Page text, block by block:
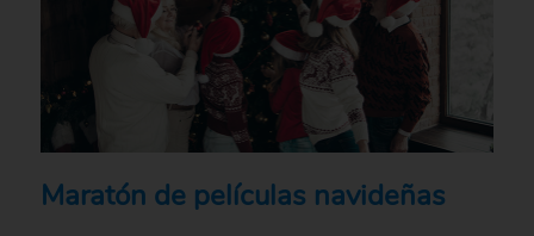
Maratón de películas navideñas